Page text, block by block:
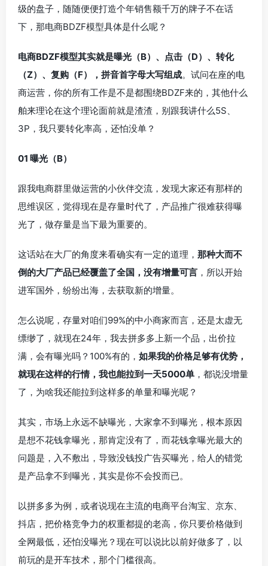
级的盘子，随随便便打造个年销售额千万的牌子不在话
下，那电商BDZF模型具体是什么呢？
电商BDZF模型其实就是曝光（B）、点击（D）、转化
（Z）、复购（F），拼音首字母大写组成。试问在座的电
商运营，你的所有工作是不是都围绕BDZF来的，其他什么
舶来理论在这个理论面前就是渣渣，别跟我讲什么5S、
3P，我只要转化率高，还怕没单？
01 曝光（B）
跟我电商群里做运营的小伙伴交流，发现大家还有那样的
思维误区，觉得现在是存量时代了，产品推广很难获得曝
光了，做存量是当下最为重要的。
这话站在大厂的角度来看确实有一定的道理， 那种大而不
倒的大厂产品已经覆盖了全国，没有增量可言 ，所以开始
进军国外，纷纷出海，去获取新的增量。
怎么说呢，存量对咱们99%的中小商家而言，还是太虚无
缥缈了，就现在24年，我去拼多多上新一个品，出价拉
满，会有曝光吗？100%有的， 如果我的价格足够有优势，
就现在这样的行情，我也能拉到一天5000单 ，都说没增量
了，为啥我还能拉到这样多的单量和曝光呢？
其实，市场上永远不缺曝光，大家拿不到曝光，根本原因
是想不花钱拿曝光，那肯定没有了，而花钱拿曝光最大的
问题是，入不敷出，导致没钱投广告买曝光，给人的错觉
是产品拿不到曝光，其实是你不会投而已。
以拼多多为例，或者说现在主流的电商平台淘宝、京东、
抖店，把价格竞争力的权重都提的老高，你只要价格做到
全网最低，还怕没曝光？现在可以说比以前好做多了，以
前玩的是开车技术，那个门槛很高。